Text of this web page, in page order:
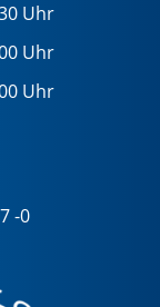
Uhr
Uhr
Uhr
-0